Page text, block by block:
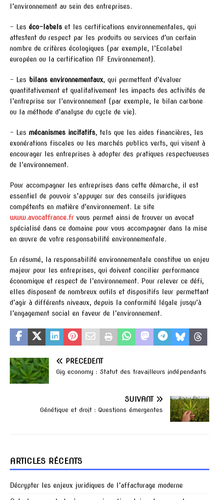
l’environnement au sein des entreprises.
– Les éco-labels et les certifications environnementales, qui
attestent du respect par les produits ou services d’un certain
nombre de critères écologiques (par exemple, l’Ecolabel
européen ou la certification NF Environnement).
– Les bilans environnementaux, qui permettent d’évaluer
quantitativement et qualitativement les impacts des activités de
l’entreprise sur l’environnement (par exemple, le bilan carbone
ou la méthode d’analyse du cycle de vie).
– Les mécanismes incitatifs, tels que les aides financières, les
exonérations fiscales ou les marchés publics verts, qui visent à
encourager les entreprises à adopter des pratiques respectueuses
de l’environnement.
Pour accompagner les entreprises dans cette démarche, il est
essentiel de pouvoir s’appuyer sur des conseils juridiques
compétents en matière d’environnement. Le site
www.avocatfrance.fr vous permet ainsi de trouver un avocat
spécialisé dans ce domaine pour vous accompagner dans la mise
en œuvre de votre responsabilité environnementale.
En résumé, la responsabilité environnementale constitue un enjeu
majeur pour les entreprises, qui doivent concilier performance
économique et respect de l’environnement. Pour relever ce défi,
elles disposent de nombreux outils et dispositifs leur permettant
d’agir à différents niveaux, depuis la conformité légale jusqu’à
l’engagement social en faveur de l’environnement.
PRÉCÉDENT
Gig economy : Statut des travailleurs indépendants
SUIVANT
Génétique et droit : Questions émergentes
ARTICLES RÉCENTS
Décrypter les enjeux juridiques de l’affacturage moderne